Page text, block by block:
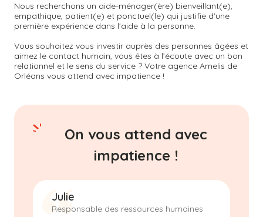
Nous recherchons un aide-ménager(ère) bienveillant(e),
empathique, patient(e) et ponctuel(le) qui justifie d'une
première expérience dans l'aide à la personne.
Vous souhaitez vous investir auprès des personnes âgées et
aimez le contact humain, vous êtes à l’écoute avec un bon
relationnel et le sens du service ? Votre agence Amelis de
Orléans vous attend avec impatience !
On vous attend avec
impatience !
Julie
Responsable des ressources humaines